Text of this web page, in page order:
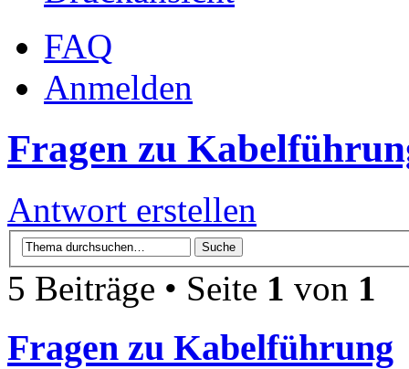
FAQ
Anmelden
Fragen zu
Antwort erstellen
5 Beiträge • Seite 1 von 1
Fragen zu Kabelführung